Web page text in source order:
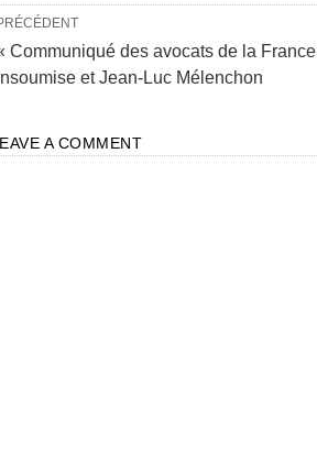
Communiqué des avocats de la France
et Jean-Luc Mélenchon
A COMMENT